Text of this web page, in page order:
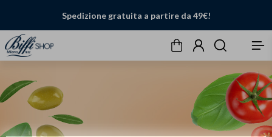
Spedizione gratuita a partire da 49€!
CarrelloAccountCerca Menu